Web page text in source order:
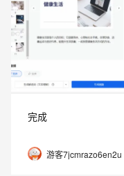
完成
游客7jcmrazo6en2u